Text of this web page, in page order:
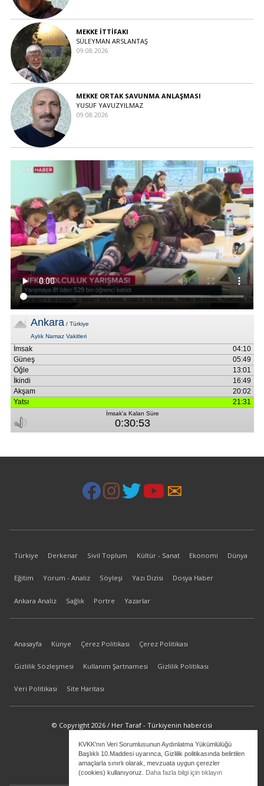
KVKK'nın Veri Sorumlusunun Aydınlatma Yükümlülüğü
Başlıklı 10.Maddesi uyarınca, Gizlilik politikasında belirtilen
amaçlarla sınırlı olarak, mevzuata uygun çerezler
(cookies) kullanıyoruz. Daha fazla bilgi için tıklayın
MEKKE İTTİFAKI
SÜLEYMAN ARSLANTAŞ
09.08.2026
MEKKE ORTAK SAVUNMA ANLAŞMASI
YUSUF YAVUZYILMAZ
09.08.2026
Türkiye Derkenar Sivil Toplum Kültür - Sanat Ekonomi Dünya
Eğitim Yorum - Analiz Söyleşi Yazı Dizisi Dosya Haber
Ankara Analiz Sağlık Portre Yazarlar
Anasayfa Künye Çerez Politikası Çerez Politikası
Gizlilik Sözleşmesi Kullanım Şartnamesi Gizlilik Politikası
Veri Politikası Site Haritası
© Copyright 2026 / Her Taraf - Türkiyenin habercisi
bilgi@hertaraf.com